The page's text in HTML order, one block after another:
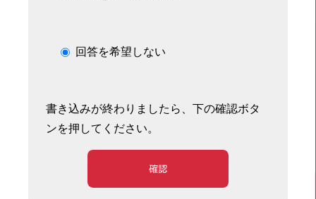
回答を希望しない
書き込みが終わりましたら、下の確認ボタ
ンを押してください。
確認